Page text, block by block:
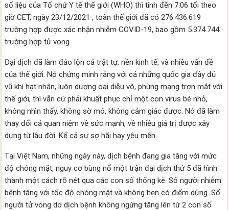
số liệu của Tổ chứ Y tế thế giới (WHO) thì tính đến 7:06 tối theo
giờ CET, ngày 23/12/2021 , toàn thế giới đã có 276.436.619
trường hợp được xác nhận nhiễm COVID-19, bao gồm 5.374.744
trường hợp tử vong.
Đại dịch đã làm đảo lộn cả trật tự, nền kinh tế, và nhiều vấn đề
của thế giới. Nó chứng minh rằng với cả những quốc gia đầy đủ
vũ khí hạt nhân, luôn dương oai diễu võ, phùng mang trợn mắt với
thế giới, thì vẫn cứ phải khuất phục chỉ một con virus bé nhỏ,
không nhìn thấy, không sờ mó, không cảm giác được. Nó đã làm
thay đổi cả quan niệm về sức mạnh, về nhiều giá trị được xây
dựng từ lâu đời. Kể cả sự sợ hãi hay yêu mến.
Tại Việt Nam, những ngày này, dịch bệnh đang gia tăng với mức
độ chóng mặt, nguy cơ bùng nổ một trận đại dịch thứ 5 đã hình
thành một cách rõ nét qua các con số thống kê. Số người nhiễm
bệnh tăng với tốc độ chóng mặt và không hẹn có điểm dừng. Số
người tử vong do dịch bệnh không ngừng tăng lên từ 2 con số